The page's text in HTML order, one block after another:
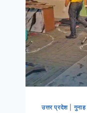
उत्तर प्रदेश| गुनाह